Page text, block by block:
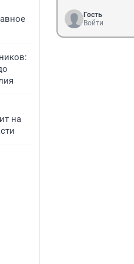
на
Гость
Войти